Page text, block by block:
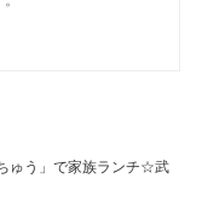
ゅう」で家族ランチ☆武